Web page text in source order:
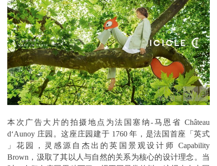
本次广告大片的拍摄地点为法国塞纳-马恩省 Château
d‘Aunoy 庄园。这座庄园建于 1760 年，是法国首座「英式
」花园，灵感源自杰出的英国景观设计师 Capability
Brown，汲取了其以人与自然的关系为核心的设计理念。当